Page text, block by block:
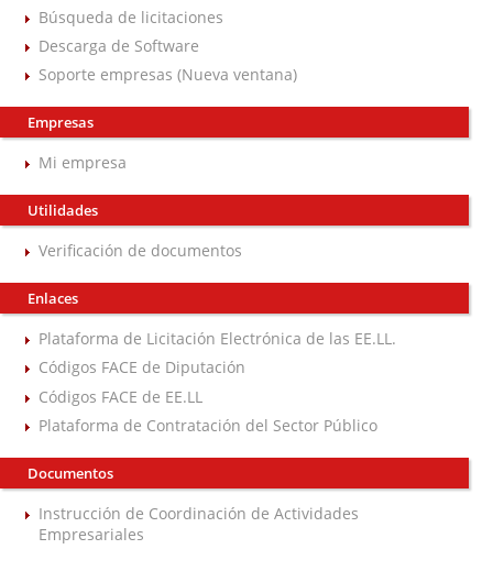
Búsqueda de licitaciones
Descarga de Software
Soporte empresas (Nueva ventana)
Empresas
Mi empresa
Utilidades
Verificación de documentos
Enlaces
Plataforma de Licitación Electrónica de las EE.LL.
Códigos FACE de Diputación
Códigos FACE de EE.LL
Plataforma de Contratación del Sector Público
Documentos
Instrucción de Coordinación de Actividades
Empresariales